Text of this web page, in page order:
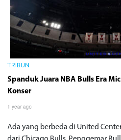
TRIBUN
Spanduk Juara NBA Bulls Era
Konser
1 year ago
Ada yang berbeda di United